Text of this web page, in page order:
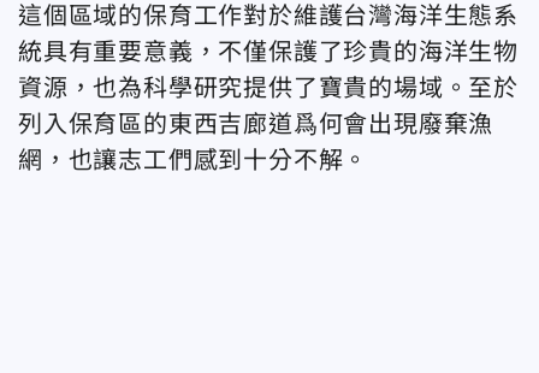
這個區域的保育工作對於維護台灣海洋生態系
統具有重要意義，不僅保護了珍貴的海洋生物
資源，也為科學研究提供了寶貴的場域。至於
列入保育區的東西吉廊道爲何會出現廢棄漁
網，也讓志工們感到十分不解。